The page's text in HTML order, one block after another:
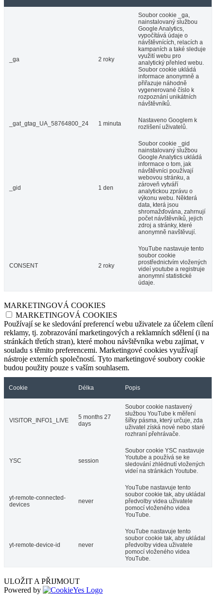
_ga 2 roky
Soubor cookie _ga,
nainstalovaný službou
Google Analytics,
vypočítává údaje o
návštěvnících, relacích a
kampaních a také sleduje
využití webu pro
analytický přehled webu.
Soubor cookie ukládá
informace anonymně a
přiřazuje náhodně
vygenerované číslo k
rozpoznání unikátních
návštěvníků.
_gat_gtag_UA_58764800_24 1 minuta
Nastaveno Googlem k
rozlišení uživatelů.
_gid 1 den
Soubor cookie _gid
nainstalovaný službou
Google Analytics ukládá
informace o tom, jak
návštěvníci používají
webovou stránku, a
zároveň vytváří
analytickou zprávu o
výkonu webu. Některá
data, která jsou
shromažďována, zahrnují
počet návštěvníků, jejich
zdroj a stránky, které
anonymně navštěvují.
CONSENT 2 roky
YouTube nastavuje tento
soubor cookie
prostřednictvím vložených
videí youtube a registruje
anonymní statistické
údaje.
MARKETINGOVÁ COOKIES
MARKETINGOVÁ COOKIES
Používají se ke sledování preferencí webu uživatele za účelem cílení
reklamy, tj. zobrazování marketingových a reklamních sdělení (i na
stránkách třetích stran), které mohou návštěvníka webu zajímat, v
souladu s těmito preferencemi. Marketingové cookies využívají
nástroje externích společností. Tyto marketingové soubory cookie
budou použity pouze s vaším souhlasem.
Cookie Délka Popis
VISITOR_INFO1_LIVE
5 months 27
days
Soubor cookie nastavený
službou YouTube k měření
šířky pásma, který určuje, zda
uživatel získá nové nebo staré
rozhraní přehrávače.
YSC session
Soubor cookie YSC nastavuje
Youtube a používá se ke
sledování zhlédnutí vložených
videí na stránkách Youtube.
yt-remote-connected-
devices
never
YouTube nastavuje tento
soubor cookie tak, aby ukládal
předvolby videa uživatele
pomocí vloženého videa
YouTube.
yt-remote-device-id never
YouTube nastavuje tento
soubor cookie tak, aby ukládal
předvolby videa uživatele
pomocí vloženého videa
YouTube.
ULOŽIT A PŘIJMOUT
Powered by